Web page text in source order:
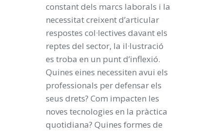
constant dels marcs laborals i la
necessitat creixent d’articular
respostes col·lectives davant els
reptes del sector, la il·lustració
es troba en un punt d’inflexió.
Quines eines necessiten avui els
professionals per defensar els
seus drets? Com impacten les
noves tecnologies en la pràctica
quotidiana? Quines formes de